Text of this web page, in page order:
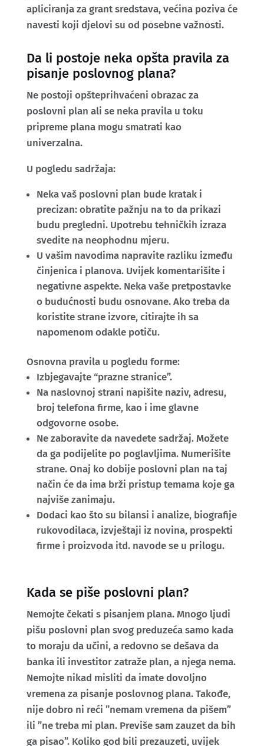
apliciranja za grant sredstava, većina poziva će
navesti koji djelovi su od posebne važnosti.
Da li postoje neka opšta pravila za
pisanje poslovnog plana?
Ne postoji opšteprihvaćeni obrazac za
poslovni plan ali se neka pravila u toku
pripreme plana mogu smatrati kao
univerzalna.
U pogledu sadržaja:
Neka vaš poslovni plan bude kratak i
precizan: obratite pažnju na to da prikazi
budu pregledni. Upotrebu tehničkih izraza
svedite na neophodnu mjeru.
U vašim navodima napravite razliku između
činjenica i planova. Uvijek komentarišite i
negativne aspekte. Neka vaše pretpostavke
o budućnosti budu osnovane. Ako treba da
koristite strane izvore, citirajte ih sa
napomenom odakle potiču.
Osnovna pravila u pogledu forme:
Izbjegavajte “prazne stranice”.
Na naslovnoj strani napišite naziv, adresu,
broj telefona firme, kao i ime glavne
odgovorne osobe.
Ne zaboravite da navedete sadržaj. Možete
da ga podijelite po poglavljima. Numerišite
strane. Onaj ko dobije poslovni plan na taj
način će da ima brži pristup temama koje ga
najviše zanimaju.
Dodaci kao što su bilansi i analize, biografije
rukovodilaca, izvještaji iz novina, prospekti
firme i proizvoda itd. navode se u prilogu.
Kada se piše poslovni plan?
Nemojte čekati s pisanjem plana. Mnogo ljudi
pišu poslovni plan svog preduzeća samo kada
to moraju da učini, a redovno se dešava da
banka ili investitor zatraže plan, a njega nema.
Nemojte nikad misliti da imate dovoljno
vremena za pisanje poslovnog plana. Takođe,
nije dobro ni reći ”nemam vremena da pišem”
ili ”ne treba mi plan. Previše sam zauzet da bih
ga pisao”. Koliko god bili prezauzeti, uvijek